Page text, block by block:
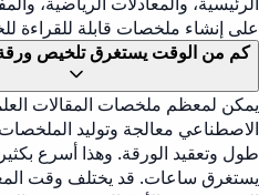
على إنشاء ملخصات قابلة للقراءة
كم من الوقت يستغرق تلخيص ورقة
يمكن لمعظم ملخصات المقالات
طول وتعقيد الورقة. وهذا أسرع
يستغرق ساعات. قد يختلف وقت